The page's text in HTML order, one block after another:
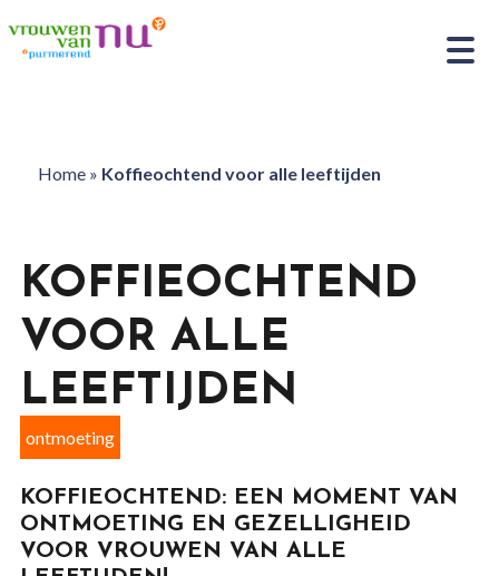
Home» Koffieochtend voor alle leeftijden
KOFFIEOCHTEND
VOOR ALLE
LEEFTIJDEN
ontmoeting
KOFFIEOCHTEND: EEN MOMENT VAN
ONTMOETING EN GEZELLIGHEID
VOOR VROUWEN VAN ALLE